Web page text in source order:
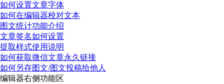
如何设置文章字体
如何在编辑器校对文本
图文统计功能介绍
文章签名如何设置
提取样式使用说明
如何获取微信文章永久链接
如何另存图文/图文投稿给他人
编辑器右侧功能区